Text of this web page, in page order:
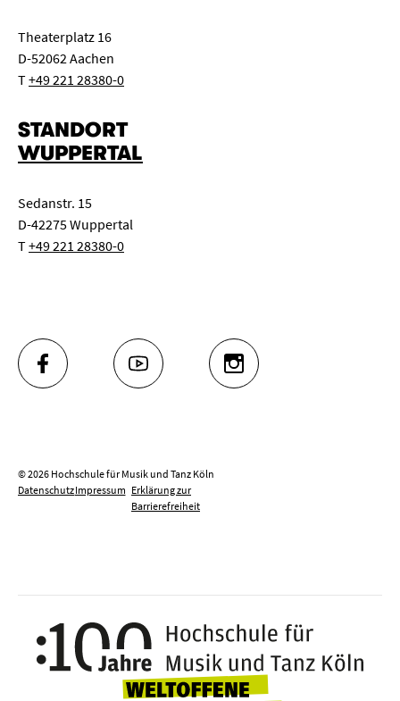
Theaterplatz 16
D-52062 Aachen
T+49 221 28380-0
STANDORT
WUPPERTAL
Sedanstr. 15
D-42275 Wuppertal
T+49 221 28380-0
FACEBOOK YOUTUBE INSTAGRAM
© 2026 Hochschule für Musik und Tanz Köln
DatenschutzImpressum Erklärung zur
Barrierefreiheit